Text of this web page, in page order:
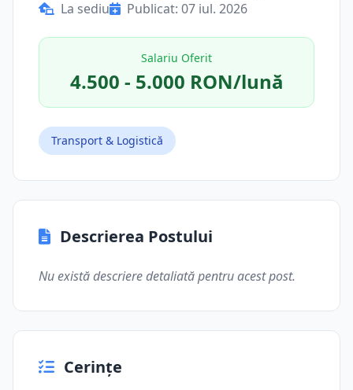
La sediu
Publicat: 07 iul. 2026
Salariu Oferit
4.500 - 5.000 RON/lună
Transport & Logistică
Descrierea Postului
Nu există descriere detaliată pentru acest post.
Cerințe